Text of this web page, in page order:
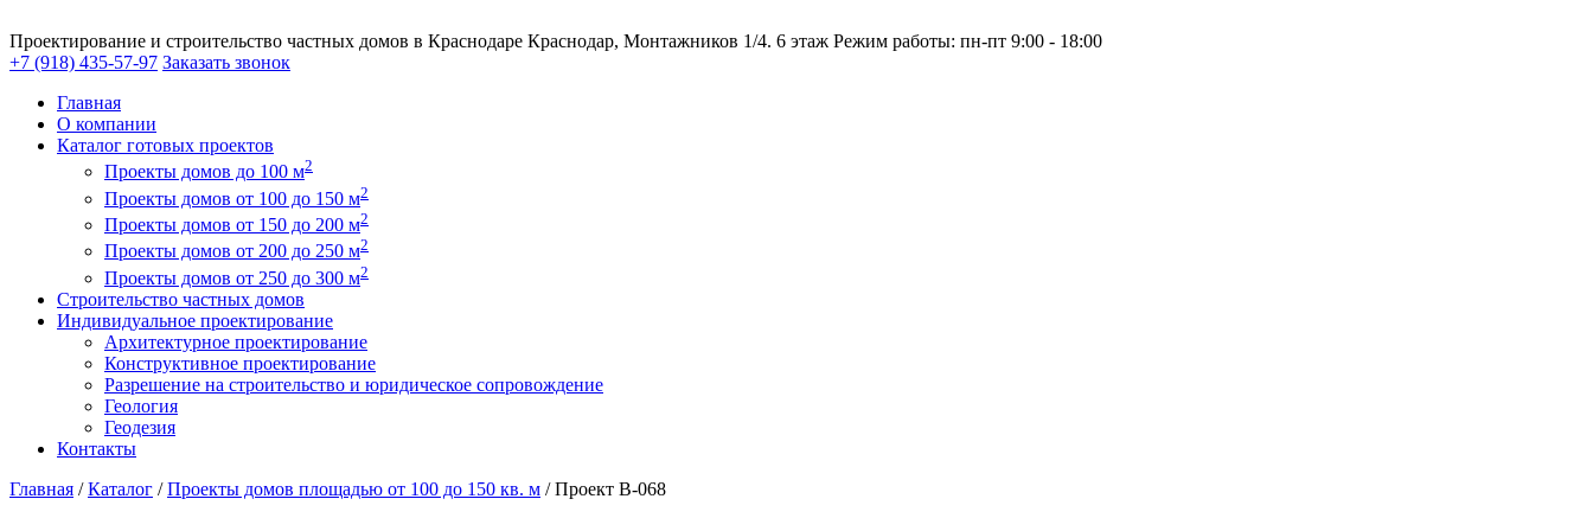
Проектирование и строительство частных домов в Краснодаре Краснодар, Монтажников 1/4. 6 этаж Режим работы: пн-пт 9:00 - 18:00
+7 (918) 435-57-97 Заказать звонок
Главная
О компании
Каталог готовых проектов
Проекты домов до 100 м2
Проекты домов от 100 до 150 м2
Проекты домов от 150 до 200 м2
Проекты домов от 200 до 250 м2
Проекты домов от 250 до 300 м2
Строительство частных домов
Индивидуальное проектирование
Архитектурное проектирование
Конструктивное проектирование
Разрешение на строительство и юридическое сопровождение
Геология
Геодезия
Контакты
Главная /Каталог /Проекты домов площадью от 100 до 150 кв. м /Проект B-068